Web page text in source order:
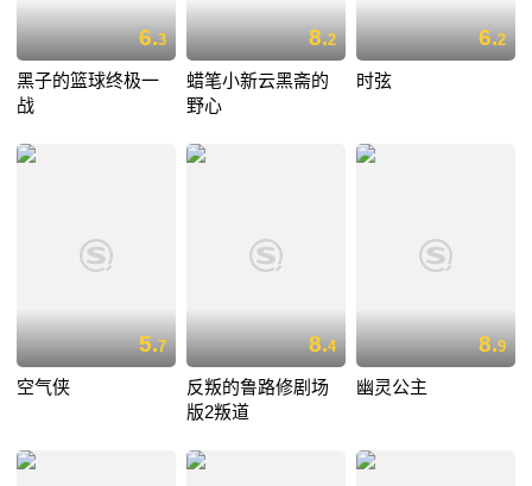
6.3
黑子的篮球终极一
战
8.2
蜡笔小新云黑斋的
野心
6.2
时弦
5.7
空气侠
8.4
反叛的鲁路修剧场
版2叛道
8.9
幽灵公主